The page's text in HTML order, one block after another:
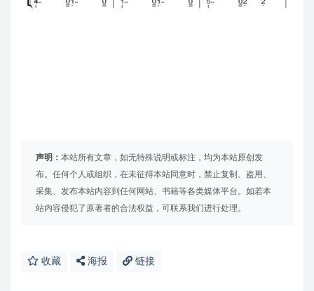
声明： 本站所有文章，如无特殊说明或标注，均为本站原创发
布。任何个人或组织，在未征得本站同意时，禁止复制、盗用、
采集、发布本站内容到任何网站、书籍等各类媒体平台。如若本
站内容侵犯了原著者的合法权益，可联系我们进行处理。
收藏 海报 链接